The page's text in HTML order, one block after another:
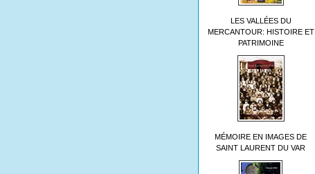
LES VALLÉES DU
MERCANTOUR: HISTOIRE ET
PATRIMOINE
MÉMOIRE EN IMAGES DE
SAINT LAURENT DU VAR